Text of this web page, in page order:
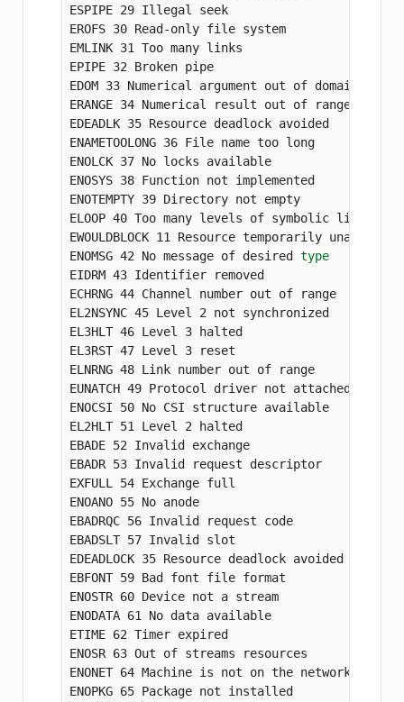
ESPIPE 29 Illegal seek
EROFS 30 Read-only file system
EMLINK 31 Too many links
EPIPE 32 Broken pipe
EDOM 33 Numerical argument out of domain
ERANGE 34 Numerical result out of range
EDEADLK 35 Resource deadlock avoided
ENAMETOOLONG 36 File name too long
ENOLCK 37 No locks available
ENOSYS 38 Function not implemented
ENOTEMPTY 39 Directory not empty
ELOOP 40 Too many levels of symbolic links
EWOULDBLOCK 11 Resource temporarily
ENOMSG 42 No message of desired
EIDRM 43 Identifier removed
ECHRNG 44 Channel number out of range
EL2NSYNC 45 Level 2 not synchronized
EL3HLT 46 Level 3 halted
EL3RST 47 Level 3 reset
ELNRNG 48 Link number out of range
EUNATCH 49 Protocol driver not attached
ENOCSI 50 No CSI structure available
EL2HLT 51 Level 2 halted
EBADE 52 Invalid exchange
EBADR 53 Invalid request descriptor
EXFULL 54 Exchange full
ENOANO 55 No anode
EBADRQC 56 Invalid request code
EBADSLT 57 Invalid slot
EDEADLOCK 35 Resource deadlock avoided
EBFONT 59 Bad font file format
ENOSTR 60 Device not a stream
ENODATA 61 No data available
ETIME 62 Timer expired
ENOSR 63 Out of streams resources
ENONET 64 Machine is not on the network
ENOPKG 65 Package not installed